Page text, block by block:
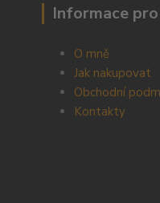
Informace
O mně
Jak nakupovat
Obchodní
Kontakty